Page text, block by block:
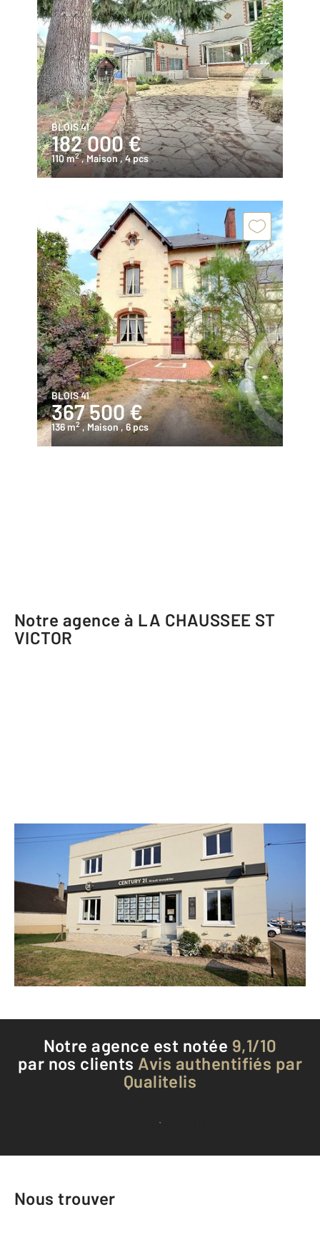
BLOIS 41
182 000 €
110 m2 , Maison , 4 pcs
BLOIS 41
367 500 €
136 m2 , Maison, 6 pcs
Notre agence à LA CHAUSSEE ST
VICTOR
CENTURY 21 Girault Immobilier
128 bis route Nationale
LA CHAUSSEE ST VICTOR - 41260
Envoyer un message
Téléphoner à l'agence
Notre agence est notée 9,1/10
par nos clients Avis authentifiés par
Qualitelis
Voir tous les avis clients
Nous trouver